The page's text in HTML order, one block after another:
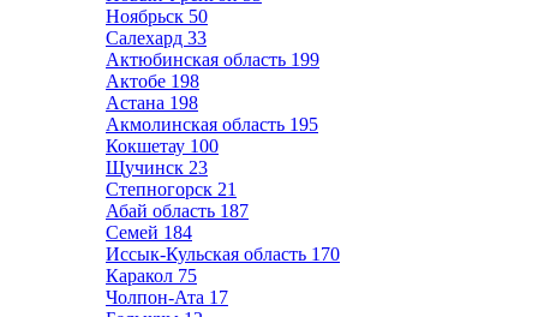
Ноябрьск 50
Салехард 33
Актюбинская область 199
Актобе 198
Астана 198
Акмолинская область 195
Кокшетау 100
Щучинск 23
Степногорск 21
Абай область 187
Семей 184
Иссык-Кульская область 170
Каракол 75
Чолпон-Ата 17